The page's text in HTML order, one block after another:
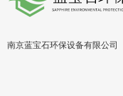
南京蓝宝石环保设备有限公司